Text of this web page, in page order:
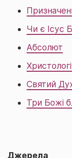
Чи є Ісус
Абсолют
Святий
Три Божі
Джерела